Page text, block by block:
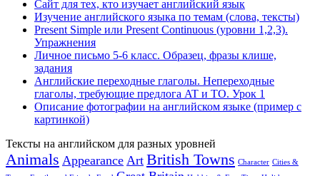
Сайт для тех, кто изучает английский язык
Изучение английского языка по темам (слова, тексты)
Present Simple или Present Continuous (уровни 1,2,3).
Упражнения
Личное письмо 5-6 класс. Образец, фразы клише,
задания
Английские переходные глаголы. Непереходные
глаголы, требующие предлога AT и TO. Урок 1
Описание фотографии на английском языке (пример с
картинкой)
Тексты на английском для разных уровней
Animals Appearance Art British Towns Character Cities &